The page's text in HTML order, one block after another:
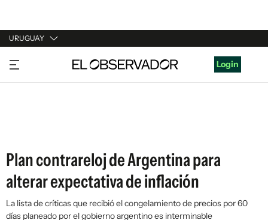
URUGUAY
URUGUAY
ARGENTINA
Login
Plan contrareloj de Argentina para
alterar expectativa de inflación
La lista de críticas que recibió el congelamiento de precios por 60
días planeado por el gobierno argentino es interminable